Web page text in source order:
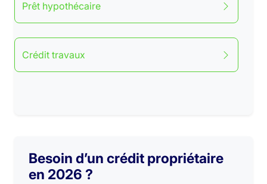
Prêt hypothécaire
Crédit travaux
Besoin d’un crédit propriétaire
en 2026 ?